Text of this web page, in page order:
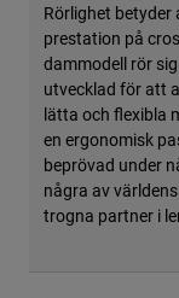
Rörlighet
prestation på
dammodell rör
utvecklad för att
lätta och flexibla
en ergonomisk
beprövad under
några av
trogna partner i